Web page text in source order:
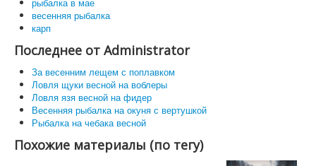
весенняя рыбалка
карп
Последнее от Administrator
За весенним лещем с поплавком
Ловля щуки весной на воблеры
Ловля язя весной на фидер
Весенняя рыбалка на окуня с вертушкой
Рыбалка на чебака весной
Похожие материалы (по тегу)